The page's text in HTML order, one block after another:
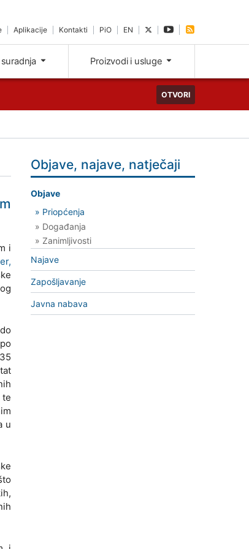
Aplikacije Kontakti PiO EN
Proizvodi i usluge
OTVORI
i
te
u
Objave, najave, natječaji
Objave
» Priopćenja
» Događanja
» Zanimljivosti
Najave
Zapošljavanje
Javna nabava